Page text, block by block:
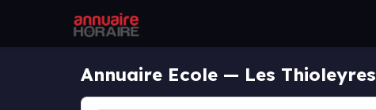
Annuaire Ecole — Les Thioleyres